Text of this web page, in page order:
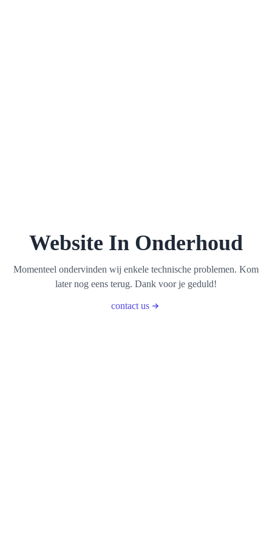
Website In Onderhoud
Momenteel ondervinden wij enkele technische problemen. Kom
later nog eens terug. Dank voor je geduld!
contact us